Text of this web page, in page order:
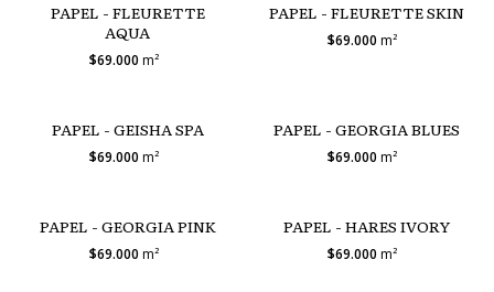
PAPEL - FLEURETTE
AQUA
$69.000 m²
PAPEL - FLEURETTE SKIN
$69.000m²
PAPEL - GEISHA SPA
$69.000 m²
PAPEL - GEORGIA BLUES
$69.000m²
PAPEL - GEORGIA PINK
$69.000 m²
PAPEL - HARES IVORY
$69.000m²